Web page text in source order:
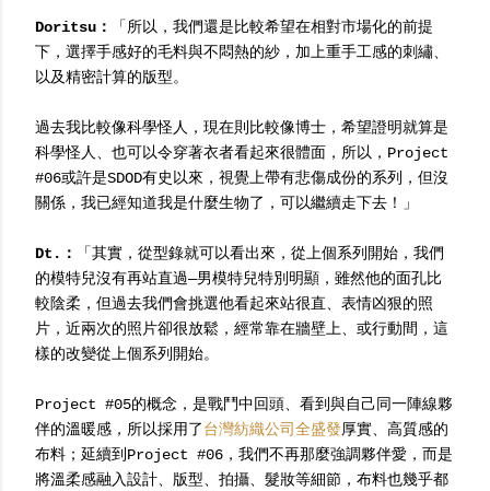
Doritsu：
「所以，我們還是比較希望在相對市場化的前提
下，選擇手感好的毛料與不悶熱的紗，加上重手工感的刺繡、
以及精密計算的版型。
過去我比較像科學怪人，現在則比較像博士，希望證明就算是
科學怪人、也可以令穿著衣者看起來很體面，所以，Project
#06或許是SDOD有史以來，視覺上帶有悲傷成份的系列，但沒
關係，我已經知道我是什麼生物了，可以繼續走下去！」
Dt.：
「其實，從型錄就可以看出來，從上個系列開始，我們
的模特兒沒有再站直過—男模特兒特別明顯，雖然他的面孔比
較陰柔，但過去我們會挑選他看起來站很直、表情凶狠的照
片，近兩次的照片卻很放鬆，經常靠在牆壁上、或行動間，這
樣的改變從上個系列開始。
Project #05的概念，是戰鬥中回頭、看到與自己同一陣線夥
伴的溫暖感，所以採用了台灣紡織公司全盛發厚實、高質感的
布料；延續到Project #06，我們不再那麼強調夥伴愛，而是
將溫柔感融入設計、版型、拍攝、髮妝等細節，布料也幾乎都